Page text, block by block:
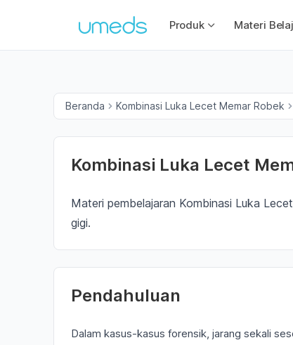
Produk Materi
Beranda Kombinasi Luka Lecet Memar Robek
Kombinasi Luka Lecet
Materi pembelajaran Kombinasi Luka
gigi.
Pendahuluan
Dalam kasus-kasus forensik, jarang sekali